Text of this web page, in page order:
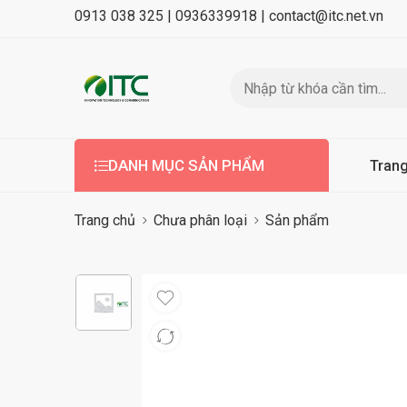
0913 038 325 | 0936339918 | contact@itc.net.vn
DANH MỤC SẢN PHẨM
Trang chủ Chưa phân loại Sản phẩm